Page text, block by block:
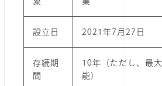
設立日 2021年7月27日
存続期
間
10年（ただし、最
能）